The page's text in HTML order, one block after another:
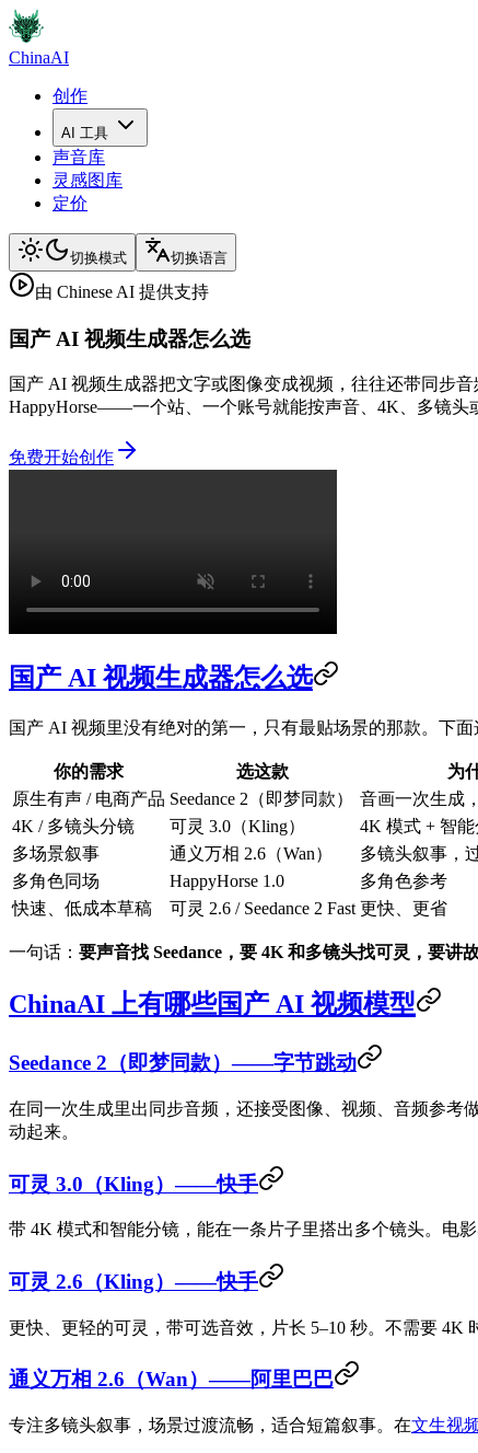
ChinaAI
创作
AI 工具
声音库
灵感图库
定价
切换模式 切换语言
由 Chinese AI 提供支持
国产 AI 视频生成器怎么选
国产 AI 视频生成器把文字或图像变成视频，往往还带同步
HappyHorse——一个站、一个账号就能按声音、4K、多镜头
免费开始创作
国产 AI 视频生成器怎么选
国产 AI 视频里没有绝对的第一，只有最贴场景的那款。下
你的需求 选这款
为
原生有声 / 电商产品 Seedance 2（即梦同款）
音画一次生成
4K / 多镜头分镜
可灵 3.0（Kling）
4K 模式 + 智
多场景叙事
通义万相 2.6（Wan）
多镜头叙事，
多角色同场
HappyHorse 1.0
多角色参考
快速、低成本草稿
可灵 2.6 / Seedance 2 Fast 更快、更省
一句话： 要声音找 Seedance，要 4K 和多镜头找可灵，要讲
ChinaAI 上有哪些国产 AI 视频模型
Seedance 2（即梦同款）——字节跳动
在同一次生成里出同步音频，还接受图像、视频、音频参考
动起来。
可灵 3.0（Kling）——快手
带 4K 模式和智能分镜，能在一条片子里搭出多个镜头。电
可灵 2.6（Kling）——快手
更快、更轻的可灵，带可选音效，片长 5–10 秒。不需要 4K
通义万相 2.6（Wan）——阿里巴巴
专注多镜头叙事，场景过渡流畅，适合短篇叙事。在文生视